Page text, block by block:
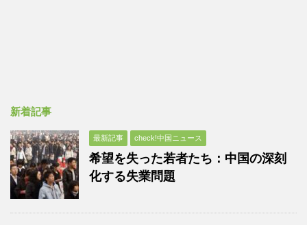
新着記事
最新記事 check!中国ニュース
希望を失った若者たち：中国の深刻
化する失業問題